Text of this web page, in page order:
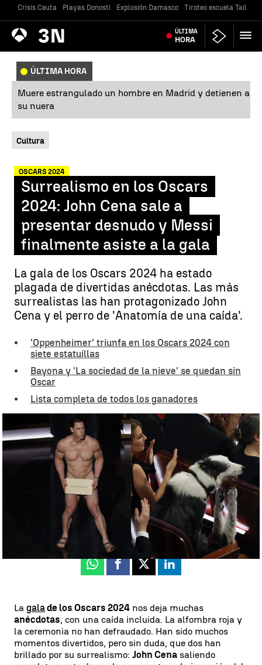
Crisis Ceuta Playas Donosti Explosión Damasco Tiroteo escuela
Antena
3 Noticias ÚLTIMA
HORA
ÚLTIMA HORA
Muere estrangulado un hombre en Madrid y detienen a
su nuera
Cultura
OSCARS 2024
Surrealismo en los Oscars
2024: John Cena sale a
presentar desnudo y Messi
finalmente asiste a la gala
La gala de los Oscars 2024 ha estado
plagada de divertidas anécdotas. Las más
surrealistas las han protagonizado John
Cena y el perro de 'Anatomía de una caída'.
'Oppenheimer' triunfa en los Oscars 2024 con
siete estatuillas
Bayona y 'La sociedad de la nieve' se quedan sin
Oscar
Lista completa de todos los ganadores
Las anécdotas más divertidas de los Oscars 2024 |Antena 3
Noticias
Luis Alcantud
Actualizado:11 de marzo de 2024, 07:22
Publicado:
11 de marzo de 2024, 07:15
Whatsapp
Facebook
X Linkedin
La galade los Oscars 2024 nos deja muchas
anécdotas, con una caída incluida. La alfombra roja y
la ceremonia no han defraudado. Han sido muchos
momentos divertidos, pero sin duda, que dos han
brillado por su surrealismo: John Cena saliendo